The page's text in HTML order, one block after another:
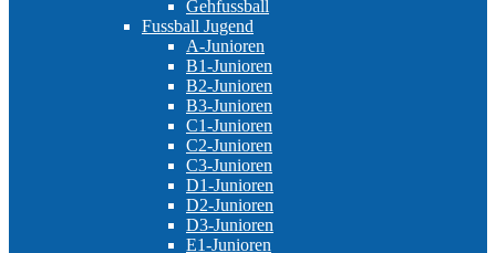
Gehfussball
Fussball Jugend
A-Junioren
B1-Junioren
B2-Junioren
B3-Junioren
C1-Junioren
C2-Junioren
C3-Junioren
D1-Junioren
D2-Junioren
D3-Junioren
E1-Junioren